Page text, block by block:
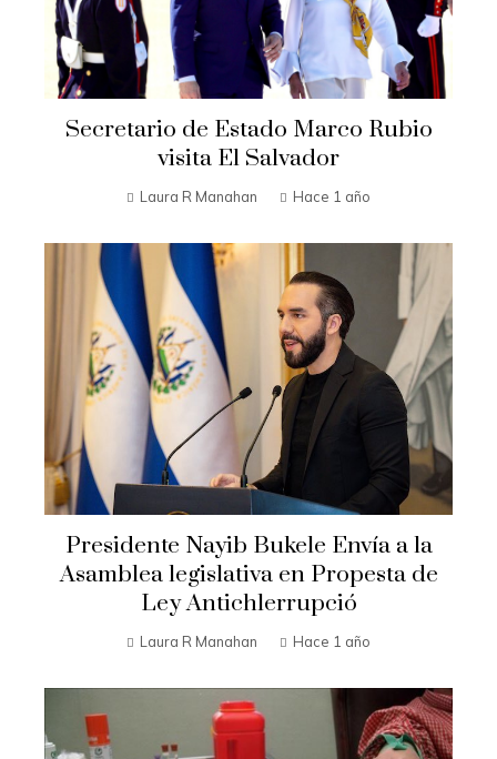
Secretario de Estado Marco Rubio
visita El Salvador
Laura R Manahan Hace 1 año
Presidente Nayib Bukele Envía a la
Asamblea legislativa en Propesta de
Ley Antichlerrupció
Laura R Manahan Hace 1 año